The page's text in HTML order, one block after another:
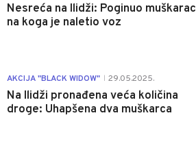
Nesreća na Ilidži: Poginuo muškarac
na koga je naletio voz
AKCIJA "BLACK WIDOW" 29.05.2025.
Na Ilidži pronađena veća količina
droge: Uhapšena dva muškarca